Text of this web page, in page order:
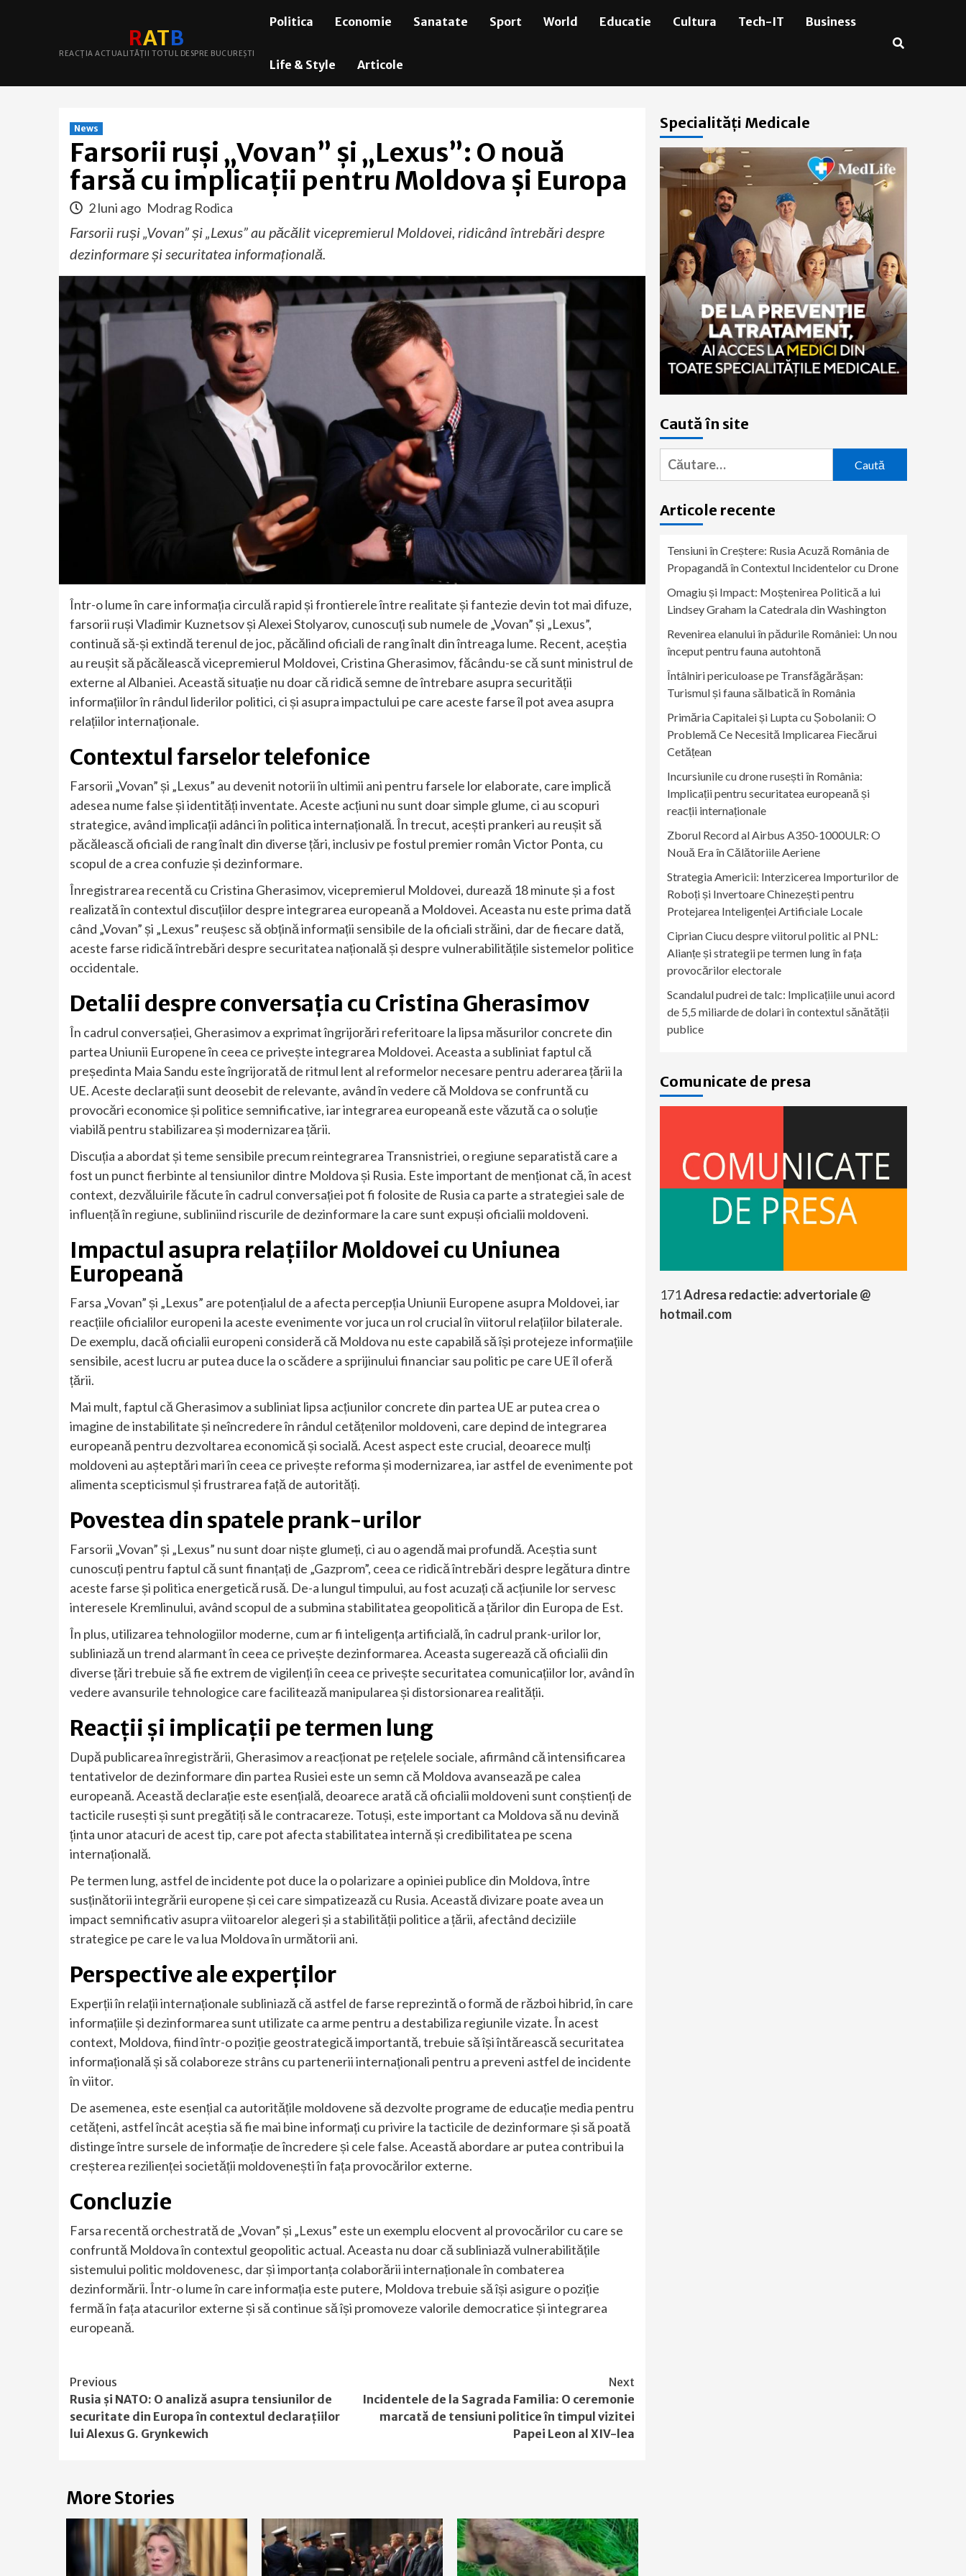
RATB
REACȚIA ACTUALITĂȚII TOTUL DESPRE BUCUREȘTI
Politica Economie Sanatate Sport World Educatie Cultura Tech-IT Business
Life & Style Articole
News
Farsorii ruși „Vovan” și „Lexus”: O nouă
farsă cu implicații pentru Moldova și Europa
2 luni ago Modrag Rodica
Farsorii ruși „Vovan” și „Lexus” au păcălit vicepremierul Moldovei, ridicând întrebări despre
dezinformare și securitatea informațională.
Într-o lume în care informația circulă rapid și frontierele între realitate și fantezie devin tot mai difuze,
farsorii ruși Vladimir Kuznetsov și Alexei Stolyarov, cunoscuți sub numele de „Vovan” și „Lexus”,
continuă să-și extindă terenul de joc, păcălind oficiali de rang înalt din întreaga lume. Recent, aceștia
au reușit să păcălească vicepremierul Moldovei, Cristina Gherasimov, făcându-se că sunt ministrul de
externe al Albaniei. Această situație nu doar că ridică semne de întrebare asupra securității
informațiilor în rândul liderilor politici, ci și asupra impactului pe care aceste farse îl pot avea asupra
relațiilor internaționale.
Contextul farselor telefonice
Farsorii „Vovan” și „Lexus” au devenit notorii în ultimii ani pentru farsele lor elaborate, care implică
adesea nume false și identități inventate. Aceste acțiuni nu sunt doar simple glume, ci au scopuri
strategice, având implicații adânci în politica internațională. În trecut, acești prankeri au reușit să
păcălească oficiali de rang înalt din diverse țări, inclusiv pe fostul premier român Victor Ponta, cu
scopul de a crea confuzie și dezinformare.
Înregistrarea recentă cu Cristina Gherasimov, vicepremierul Moldovei, durează 18 minute și a fost
realizată în contextul discuțiilor despre integrarea europeană a Moldovei. Aceasta nu este prima dată
când „Vovan” și „Lexus” reușesc să obțină informații sensibile de la oficiali străini, dar de fiecare dată,
aceste farse ridică întrebări despre securitatea națională și despre vulnerabilitățile sistemelor politice
occidentale.
Detalii despre conversația cu Cristina Gherasimov
În cadrul conversației, Gherasimov a exprimat îngrijorări referitoare la lipsa măsurilor concrete din
partea Uniunii Europene în ceea ce privește integrarea Moldovei. Aceasta a subliniat faptul că
președinta Maia Sandu este îngrijorată de ritmul lent al reformelor necesare pentru aderarea țării la
UE. Aceste declarații sunt deosebit de relevante, având în vedere că Moldova se confruntă cu
provocări economice și politice semnificative, iar integrarea europeană este văzută ca o soluție
viabilă pentru stabilizarea și modernizarea țării.
Discuția a abordat și teme sensibile precum reintegrarea Transnistriei, o regiune separatistă care a
fost un punct fierbinte al tensiunilor dintre Moldova și Rusia. Este important de menționat că, în acest
context, dezvăluirile făcute în cadrul conversației pot fi folosite de Rusia ca parte a strategiei sale de
influență în regiune, subliniind riscurile de dezinformare la care sunt expuși oficialii moldoveni.
Impactul asupra relațiilor Moldovei cu Uniunea
Europeană
Farsa „Vovan” și „Lexus” are potențialul de a afecta percepția Uniunii Europene asupra Moldovei, iar
reacțiile oficialilor europeni la aceste evenimente vor juca un rol crucial în viitorul relațiilor bilaterale.
De exemplu, dacă oficialii europeni consideră că Moldova nu este capabilă să își protejeze informațiile
sensibile, acest lucru ar putea duce la o scădere a sprijinului financiar sau politic pe care UE îl oferă
țării.
Mai mult, faptul că Gherasimov a subliniat lipsa acțiunilor concrete din partea UE ar putea crea o
imagine de instabilitate și neîncredere în rândul cetățenilor moldoveni, care depind de integrarea
europeană pentru dezvoltarea economică și socială. Acest aspect este crucial, deoarece mulți
moldoveni au așteptări mari în ceea ce privește reforma și modernizarea, iar astfel de evenimente pot
alimenta scepticismul și frustrarea față de autorități.
Povestea din spatele prank-urilor
Farsorii „Vovan” și „Lexus” nu sunt doar niște glumeți, ci au o agendă mai profundă. Aceștia sunt
cunoscuți pentru faptul că sunt finanțați de „Gazprom”, ceea ce ridică întrebări despre legătura dintre
aceste farse și politica energetică rusă. De-a lungul timpului, au fost acuzați că acțiunile lor servesc
interesele Kremlinului, având scopul de a submina stabilitatea geopolitică a țărilor din Europa de Est.
În plus, utilizarea tehnologiilor moderne, cum ar fi inteligența artificială, în cadrul prank-urilor lor,
subliniază un trend alarmant în ceea ce privește dezinformarea. Aceasta sugerează că oficialii din
diverse țări trebuie să fie extrem de vigilenți în ceea ce privește securitatea comunicațiilor lor, având în
vedere avansurile tehnologice care facilitează manipularea și distorsionarea realității.
Reacții și implicații pe termen lung
După publicarea înregistrării, Gherasimov a reacționat pe rețelele sociale, afirmând că intensificarea
tentativelor de dezinformare din partea Rusiei este un semn că Moldova avansează pe calea
europeană. Această declarație este esențială, deoarece arată că oficialii moldoveni sunt conștienți de
tacticile rusești și sunt pregătiți să le contracareze. Totuși, este important ca Moldova să nu devină
ținta unor atacuri de acest tip, care pot afecta stabilitatea internă și credibilitatea pe scena
internațională.
Pe termen lung, astfel de incidente pot duce la o polarizare a opiniei publice din Moldova, între
susținătorii integrării europene și cei care simpatizează cu Rusia. Această divizare poate avea un
impact semnificativ asupra viitoarelor alegeri și a stabilității politice a țării, afectând deciziile
strategice pe care le va lua Moldova în următorii ani.
Perspective ale experților
Experții în relații internaționale subliniază că astfel de farse reprezintă o formă de război hibrid, în care
informațiile și dezinformarea sunt utilizate ca arme pentru a destabiliza regiunile vizate. În acest
context, Moldova, fiind într-o poziție geostrategică importantă, trebuie să își întărească securitatea
informațională și să colaboreze strâns cu partenerii internaționali pentru a preveni astfel de incidente
în viitor.
De asemenea, este esențial ca autoritățile moldovene să dezvolte programe de educație media pentru
cetățeni, astfel încât aceștia să fie mai bine informați cu privire la tacticile de dezinformare și să poată
distinge între sursele de informație de încredere și cele false. Această abordare ar putea contribui la
creșterea rezilienței societății moldovenești în fața provocărilor externe.
Concluzie
Farsa recentă orchestrată de „Vovan” și „Lexus” este un exemplu elocvent al provocărilor cu care se
confruntă Moldova în contextul geopolitic actual. Aceasta nu doar că subliniază vulnerabilitățile
sistemului politic moldovenesc, dar și importanța colaborării internaționale în combaterea
dezinformării. Într-o lume în care informația este putere, Moldova trebuie să își asigure o poziție
fermă în fața atacurilor externe și să continue să își promoveze valorile democratice și integrarea
europeană.
Continue
Reading
Previous
Rusia și NATO: O analiză asupra tensiunilor de
securitate din Europa în contextul declarațiilor
lui Alexus G. Grynkewich
Next
Incidentele de la Sagrada Familia: O ceremonie
marcată de tensiuni politice în timpul vizitei
Papei Leon al XIV-lea
More Stories
Specialități Medicale
Caută în site
Caută
după:
Articole recente
Tensiuni în Creștere: Rusia Acuză România de
Propagandă în Contextul Incidentelor cu Drone
Omagiu și Impact: Moștenirea Politică a lui
Lindsey Graham la Catedrala din Washington
Revenirea elanului în pădurile României: Un nou
început pentru fauna autohtonă
Întâlniri periculoase pe Transfăgărășan:
Turismul și fauna sălbatică în România
Primăria Capitalei și Lupta cu Șobolanii: O
Problemă Ce Necesită Implicarea Fiecărui
Cetățean
Incursiunile cu drone rusești în România:
Implicații pentru securitatea europeană și
reacții internaționale
Zborul Record al Airbus A350-1000ULR: O
Nouă Era în Călătoriile Aeriene
Strategia Americii: Interzicerea Importurilor de
Roboți și Invertoare Chinezești pentru
Protejarea Inteligenței Artificiale Locale
Ciprian Ciucu despre viitorul politic al PNL:
Alianțe și strategii pe termen lung în fața
provocărilor electorale
Scandalul pudrei de talc: Implicațiile unui acord
de 5,5 miliarde de dolari în contextul sănătății
publice
Comunicate de presa
171Adresa redactie: advertoriale @
hotmail.com